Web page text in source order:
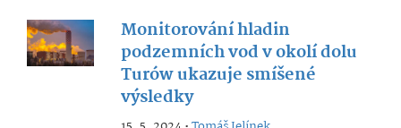
Monitorování hladin
podzemních vod v okolí dolu
Turów ukazuje smíšené
výsledky